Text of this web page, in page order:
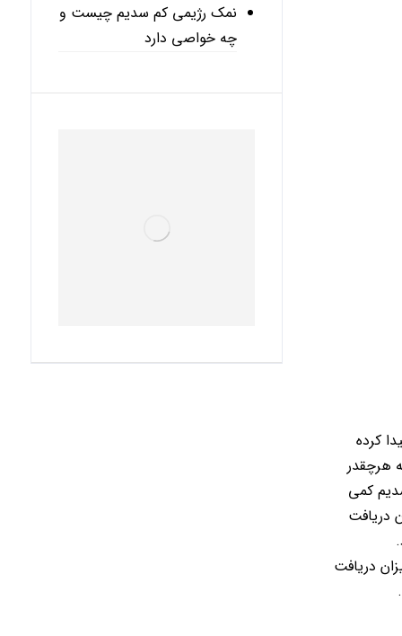
کرده
هرچقدر
کمی
دریافت
دریافت
نمک رژیمی کم سدیم چیست و
چه خواصی دارد